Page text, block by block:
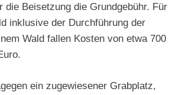
die Beisetzung die Grundgebühr. Für
inklusive der Durchführung der
Wald fallen Kosten von etwa 700
ein zugewiesener Grabplatz,